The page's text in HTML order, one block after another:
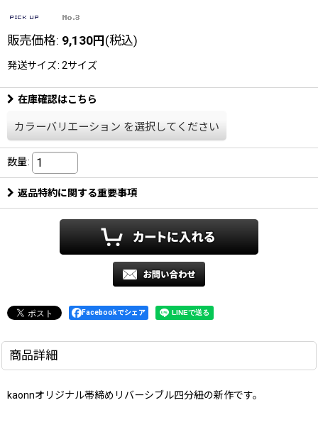
販売価格: 9,130円(税込)
発送サイズ: 2サイズ
在庫確認はこちら
カラーバリエーション を選択してください
数量:
返品特約に関する重要事項
Facebookでシェア
商品詳細
kaonnオリジナル帯締めリバーシブル四分紐の新作です。